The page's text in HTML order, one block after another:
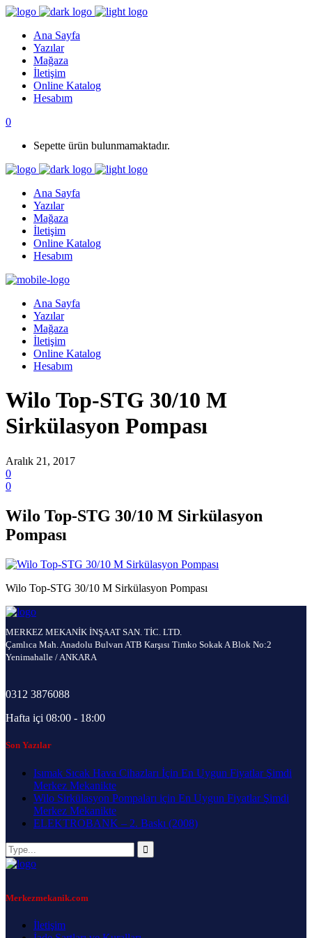
Ana Sayfa
Yazılar
Mağaza
İletişim
Online Katalog
Hesabım
0
Sepette ürün bulunmamaktadır.
Ana Sayfa
Yazılar
Mağaza
İletişim
Online Katalog
Hesabım
Ana Sayfa
Yazılar
Mağaza
İletişim
Online Katalog
Hesabım
Wilo Top-STG 30/10 M
Sirkülasyon Pompası
Aralık 21, 2017
0
0
Wilo Top-STG 30/10 M Sirkülasyon
Pompası
Wilo Top-STG 30/10 M Sirkülasyon Pompası
MERKEZ MEKANİK İNŞAAT SAN. TİC. LTD.
Çamlıca Mah. Anadolu Bulvarı ATB Karşısı Timko Sokak A Blok No:2
Yenimahalle / ANKARA
0312 3876088
Hafta içi 08:00 - 18:00
Son Yazılar
Isımak Sıcak Hava Cihazları İçin En Uygun Fiyatlar Şimdi
Merkez Mekanikte
Wilo Sirkülasyon Pompaları için En Uygun Fiyatlar Şimdi
Merkez Mekanikte
ELEKTROBANK – 2. Baskı (2008)
Merkezmekanik.com
İletişim